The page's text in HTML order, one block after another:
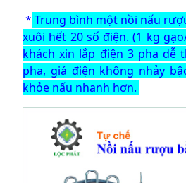
* Trung bình một nồi nấu
xuôi hết 20 số điện. (1 kg
khách xin lắp điện 3 pha dễ
pha, giá điện không nhảy
khỏe nấu nhanh hơn.